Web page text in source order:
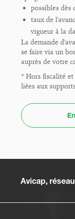
possibles dès
taux de
vigueur à la
La demande
se faire via un
auprès de votre
* Hors fiscalité
liées aux
Avicap,